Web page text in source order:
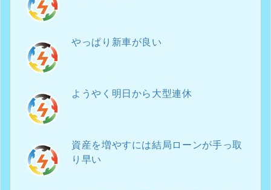
やっぱり新車が良い
ようやく明日から大型連休
資産を増やすには結局ローンが手っ取
り早い